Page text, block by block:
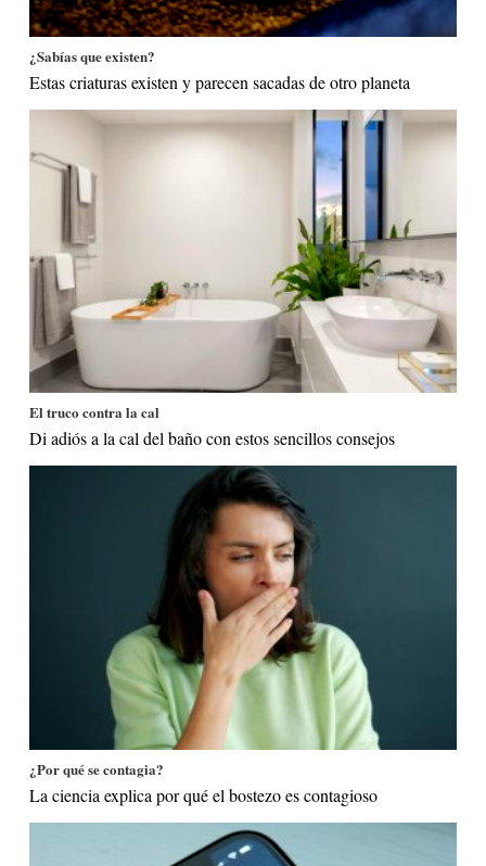
¿Sabías que existen?
Estas criaturas existen y parecen sacadas de otro planeta
El truco contra la cal
Di adiós a la cal del baño con estos sencillos consejos
¿Por qué se contagia?
La ciencia explica por qué el bostezo es contagioso